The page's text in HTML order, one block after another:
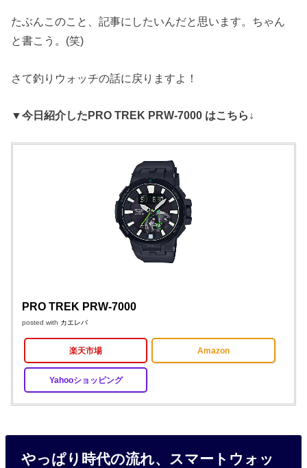
たぶんこのこと、記事にしたいんだと思います。ちゃん
と書こう。(笑)
さて釣りウォッチの話に戻りますよ！
▼今日紹介したPRO TREK PRW-7000 はこちら↓
PRO TREK PRW-7000
posted with カエレバ
楽天市場 Amazon
Yahooショッピング
やっぱり時代の流れ、スマートウォッ